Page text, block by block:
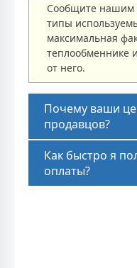
Сообщите нашим
типы
максимальная
теплообменнике
от него.
Почему ваши
продавцов?
Как быстро я
оплаты?